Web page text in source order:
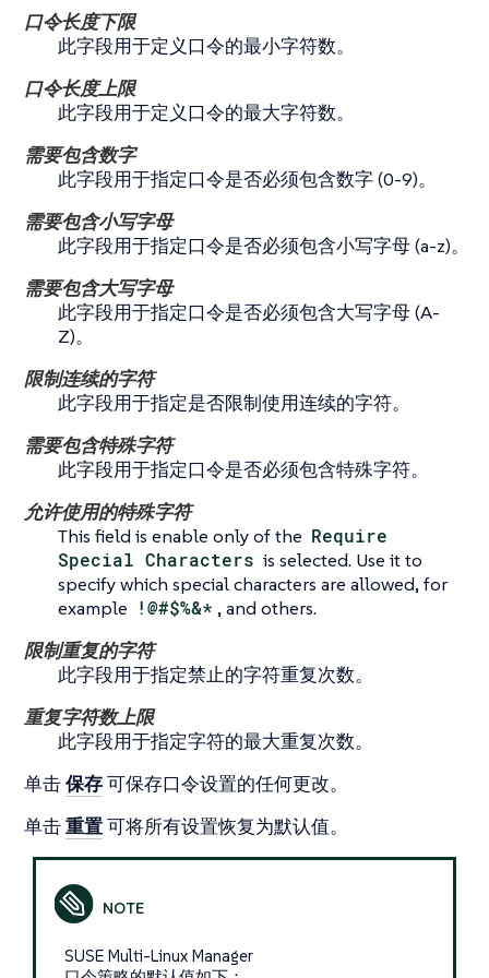
口令长度下限
此字段用于定义口令的最小字符数。
口令长度上限
此字段用于定义口令的最大字符数。
需要包含数字
此字段用于指定口令是否必须包含数字 (0-9)。
需要包含小写字母
此字段用于指定口令是否必须包含小写字母 (a-z)。
需要包含大写字母
此字段用于指定口令是否必须包含大写字母 (A-
Z)。
限制连续的字符
此字段用于指定是否限制使用连续的字符。
需要包含特殊字符
此字段用于指定口令是否必须包含特殊字符。
允许使用的特殊字符
This field is enable only of the Require
Special Characters is selected. Use it to
specify which special characters are allowed, for
example !@#$%&* , and others.
限制重复的字符
此字段用于指定禁止的字符重复次数。
重复字符数上限
此字段用于指定字符的最大重复次数。
单击保存可保存口令设置的任何更改。
单击重置可将所有设置恢复为默认值。
SUSE Multi-Linux Manager